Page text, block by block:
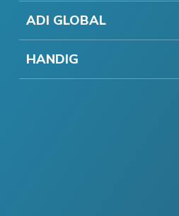
ADI GLOBAL
HANDIG